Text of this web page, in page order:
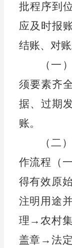
批程序到
应及时报
结账、对账
（一
须要素齐
据、过期
账。
（二
作流程（
得有效原
注明用途
理→农村
盖章→法